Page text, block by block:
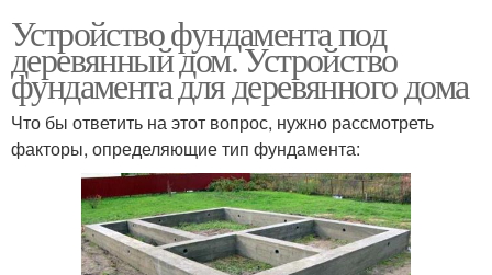
Устройство фундамента под
деревянный дом. Устройство
фундамента для деревянного дома
Что бы ответить на этот вопрос, нужно рассмотреть
факторы, определяющие тип фундамента: